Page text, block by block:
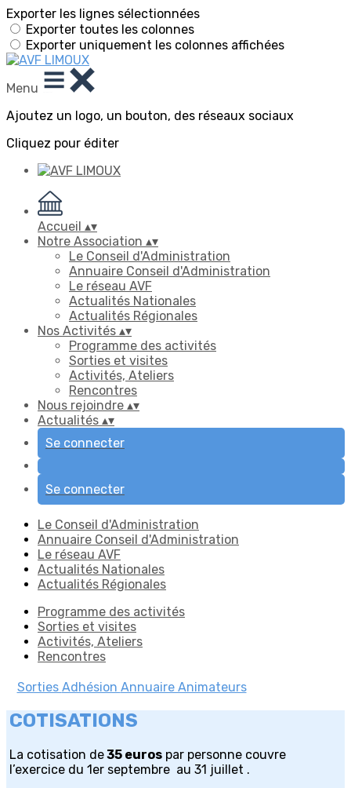
Exporter les lignes sélectionnées
Exporter toutes les colonnes
Exporter uniquement les colonnes affichées
Menu
Ajoutez un logo, un bouton, des réseaux sociaux
Cliquez pour éditer
Accueil ▴▾
Notre Association ▴▾
Le Conseil d'Administration
Annuaire Conseil d'Administration
Le réseau AVF
Actualités Nationales
Actualités Régionales
Nos Activités ▴▾
Programme des activités
Sorties et visites
Activités, Ateliers
Rencontres
Nous rejoindre ▴▾
Actualités ▴▾
Se connecter
Se connecter
Le Conseil d'Administration
Annuaire Conseil d'Administration
Le réseau AVF
Actualités Nationales
Actualités Régionales
Programme des activités
Sorties et visites
Activités, Ateliers
Rencontres
Sorties Adhésion Annuaire Animateurs
COTISATIONS
La cotisation de35 euros par personne couvre
l’exercice du 1er septembre au 31 juillet .